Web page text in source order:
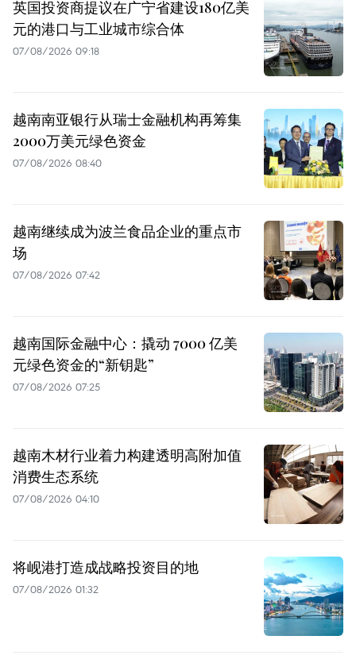
英国投资商提议在广宁省建设180亿美
元的港口与工业城市综合体
07/08/2026 09:18
越南南亚银行从瑞士金融机构再筹集
2000万美元绿色资金
07/08/2026 08:40
越南继续成为波兰食品企业的重点市
场
07/08/2026 07:42
越南国际金融中心：撬动 7000 亿美
元绿色资金的“新钥匙”
07/08/2026 07:25
越南木材行业着力构建透明高附加值
消费生态系统
07/08/2026 04:10
将岘港打造成战略投资目的地
07/08/2026 01:32